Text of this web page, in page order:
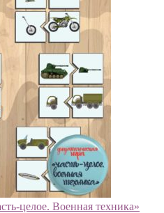
целое. Военная техника»